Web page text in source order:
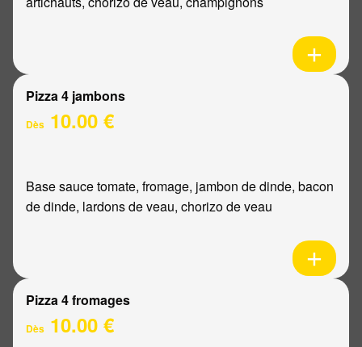
Pizza 4 jambons
Dès 10.00 €
Base sauce tomate, fromage, jambon de dinde, bacon
de dinde, lardons de veau, chorizo de veau
Pizza 4 fromages
Dès 10.00 €